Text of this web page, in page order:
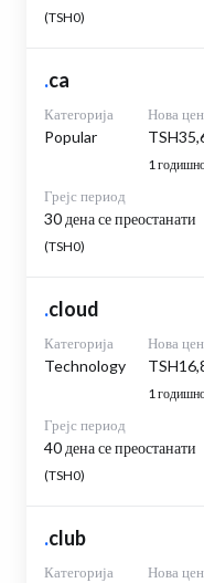
(TSH0)
.ca
Категорија
Popular
Нова
1
Грејс период
30 дена се преостанати
(TSH0)
.cloud
Категорија
Technology
Нова
1
Грејс период
40 дена се преостанати
(TSH0)
.club
Категорија Нова